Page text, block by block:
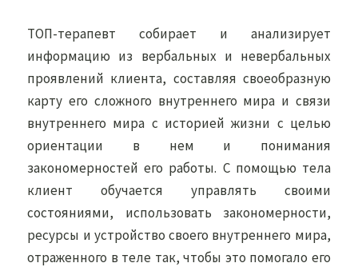
ТОП-терапевт собирает и анализирует
информацию из вербальных и невербальных
проявлений клиента, составляя своеобразную
карту его сложного внутреннего мира и связи
внутреннего мира с историей жизни с целью
ориентации в нем и понимания
закономерностей его работы. С помощью тела
клиент обучается управлять своими
состояниями, использовать закономерности,
ресурсы и устройство своего внутреннего мира,
отраженного в теле так, чтобы это помогало его